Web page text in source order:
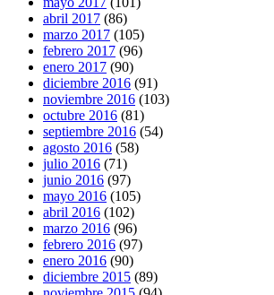
abril 2017 (86)
marzo 2017 (105)
febrero 2017 (96)
enero 2017 (90)
diciembre 2016 (91)
noviembre 2016 (103)
octubre 2016 (81)
septiembre 2016 (54)
agosto 2016 (58)
julio 2016 (71)
junio 2016 (97)
mayo 2016 (105)
abril 2016 (102)
marzo 2016 (96)
febrero 2016 (97)
enero 2016 (90)
diciembre 2015 (89)